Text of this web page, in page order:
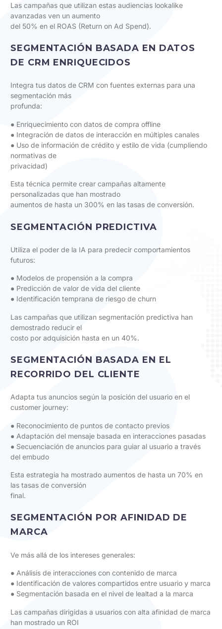
Las campañas que utilizan estas audiencias lookalike
avanzadas ven un aumento
del 50% en el ROAS (Return on Ad Spend).
SEGMENTACIÓN BASADA EN DATOS
DE CRM ENRIQUECIDOS
Integra tus datos de CRM con fuentes externas para una
segmentación más
profunda:
● Enriquecimiento con datos de compra offline
● Integración de datos de interacción en múltiples canales
● Uso de información de crédito y estilo de vida (cumpliendo
normativas de
privacidad)
Esta técnica permite crear campañas altamente
personalizadas que han mostrado
aumentos de hasta un 300% en las tasas de conversión.
SEGMENTACIÓN PREDICTIVA
Utiliza el poder de la IA para predecir comportamientos
futuros:
● Modelos de propensión a la compra
● Predicción de valor de vida del cliente
● Identificación temprana de riesgo de churn
Las campañas que utilizan segmentación predictiva han
demostrado reducir el
costo por adquisición hasta en un 40%.
SEGMENTACIÓN BASADA EN EL
RECORRIDO DEL CLIENTE
Adapta tus anuncios según la posición del usuario en el
customer journey:
● Reconocimiento de puntos de contacto previos
● Adaptación del mensaje basada en interacciones pasadas
● Secuenciación de anuncios para guiar al usuario a través
del embudo
Esta estrategia ha mostrado aumentos de hasta un 70% en
las tasas de conversión
final.
SEGMENTACIÓN POR AFINIDAD DE
MARCA
Ve más allá de los intereses generales:
● Análisis de interacciones con contenido de marca
● Identificación de valores compartidos entre usuario y marca
● Segmentación basada en el nivel de lealtad a la marca
Las campañas dirigidas a usuarios con alta afinidad de marca
han mostrado un ROI